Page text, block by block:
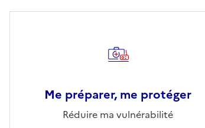
Me préparer, me protéger
Réduire ma vulnérabilité